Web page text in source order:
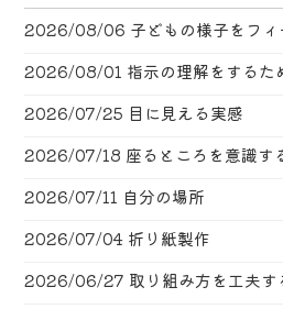
2026/08/06 子どもの様子をフ
2026/08/01 指示の理解をするた
2026/07/25 目に見える実感
2026/07/18 座るところを意識す
2026/07/11 自分の場所
2026/07/04 折り紙製作
2026/06/27 取り組み方を工夫す